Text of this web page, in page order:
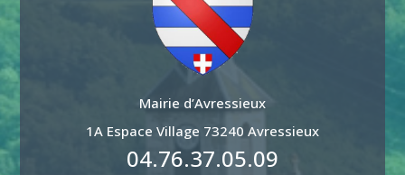
Mairie d’Avressieux
1A Espace Village 73240 Avressieux
04.76.37.05.09